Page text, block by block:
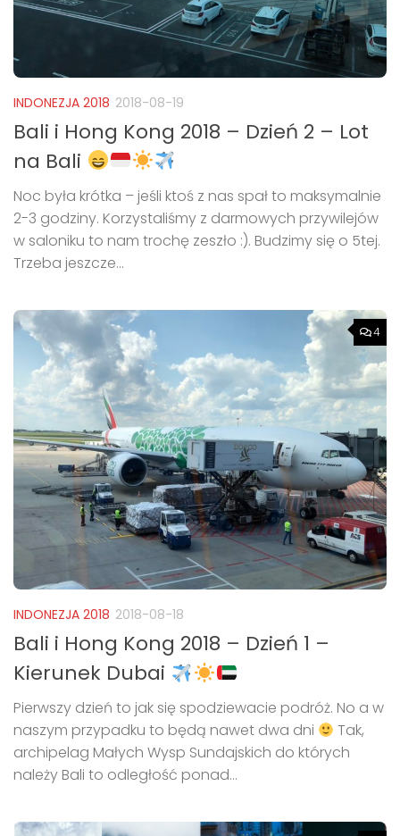
INDONEZJA 2018 2018-08-19
Bali i Hong Kong 2018 – Dzień 2 – Lot
na Bali
Noc była krótka – jeśli ktoś z nas spał to maksymalnie
2-3 godziny. Korzystaliśmy z darmowych przywilejów
w saloniku to nam trochę zeszło :). Budzimy się o 5tej.
Trzeba jeszcze...
4
INDONEZJA 2018 2018-08-18
Bali i Hong Kong 2018 – Dzień 1 –
Kierunek Dubai
Pierwszy dzień to jak się spodziewacie podróż. No a w
naszym przypadku to będą nawet dwa dni
Tak,
archipelag Małych Wysp Sundajskich do których
należy Bali to odległość ponad...